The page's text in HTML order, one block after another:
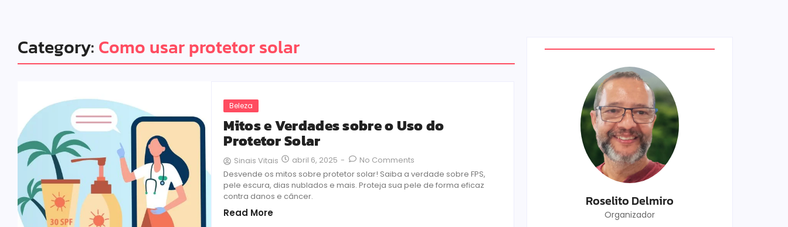
Category: Como usar protetor solar
Beleza
Mitos e Verdades sobre o Uso do
Protetor Solar
Sinais Vitais abril 6, 2025 -
No Comments
Desvende os mitos sobre protetor solar! Saiba a verdade sobre FPS,
pele escura, dias nublados e mais. Proteja sua pele de forma eficaz
contra danos e câncer.
Read More
Roselito Delmiro
Organizador